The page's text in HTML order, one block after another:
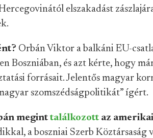
elszakadást
Orbán Viktor a balkáni EU-
Boszniában, és azt kérte, hogy
forrásait. Jelentős magyar
szomszédságpolitikát” ígért.
meginttalálkozott az
a boszniai Szerb Köztársaság